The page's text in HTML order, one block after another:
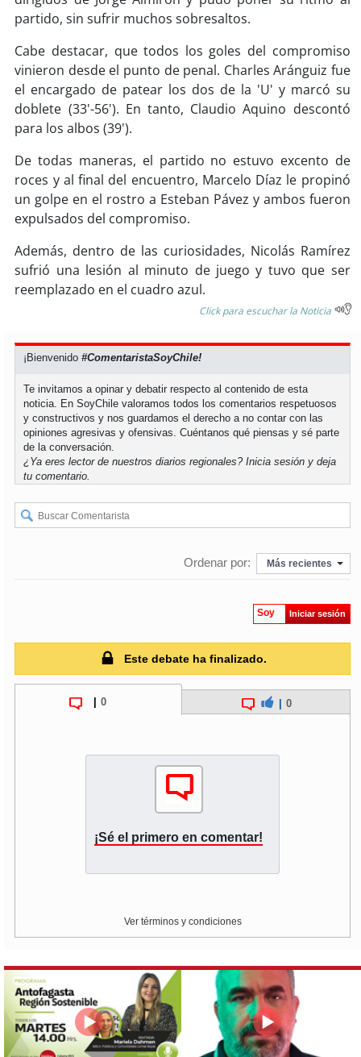
soysancarlos
soytalcahuano
soy
soy coronel
soytemuco
soyosorno
soypuertomontt
soychiloé
partido, sin sufrir muchos sobresaltos.
Cabe destacar, que todos los goles del compromiso
vinieron desde el punto de penal. Charles Aránguiz fue
el encargado de patear los dos de la 'U' y marcó su
doblete (33'-56'). En tanto, Claudio Aquino descontó
para los albos (39').
De todas maneras, el partido no estuvo excento de
roces y al final del encuentro, Marcelo Díaz le propinó
un golpe en el rostro a Esteban Pávez y ambos fueron
expulsados del compromiso.
Además, dentro de las curiosidades, Nicolás Ramírez
sufrió una lesión al minuto de juego y tuvo que ser
reemplazado en el cuadro azul.
Click para escuchar la Noticia
¡Bienvenido#ComentaristaSoyChile!
Te invitamos a opinar y debatir respecto al contenido de esta
noticia. En SoyChile valoramos todos los comentarios respetuosos
y constructivos y nos guardamos el derecho a no contar con las
opiniones agresivas y ofensivas. Cuéntanos qué piensas y sé parte
de la conversación.
¿Ya eres lector de nuestros diarios regionales?Inicia sesión y deja
tu comentario.
Ordenar por: Más recientes
Soy Iniciar sesión
Este debate ha finalizado.
| 0 0
¡Sé el primero en comentar!
Ver términos y condiciones